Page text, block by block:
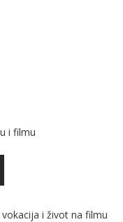
i filmu
i život na filmu